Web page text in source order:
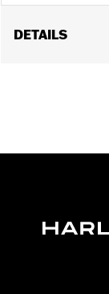
DETAILS
7 Inches